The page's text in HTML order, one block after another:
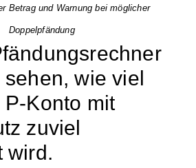
Betrag und Warnung bei möglicher
Doppelpfändung
wie viel
Konto mit
zuviel
wird.